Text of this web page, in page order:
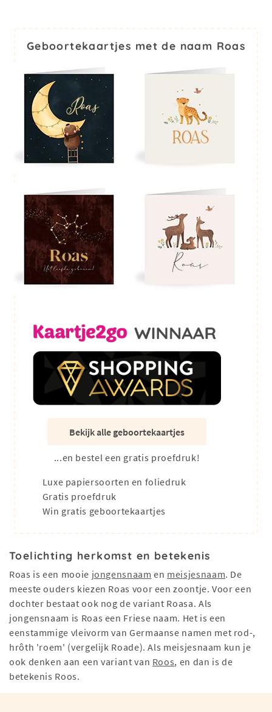
Geboortekaartjes met de naam Roas
Bekijk alle geboortekaartjes
...en bestel een gratis proefdruk!
Luxe papiersoorten en foliedruk
Gratis proefdruk
Win gratis geboortekaartjes
Toelichting herkomst en betekenis
Roas is een mooie jongensnaam en meisjesnaam. De
meeste ouders kiezen Roas voor een zoontje. Voor een
dochter bestaat ook nog de variant Roasa. Als
jongensnaam is Roas een Friese naam. Het is een
eenstammige vleivorm van Germaanse namen met rod-,
hrôth 'roem' (vergelijk Roade). Als meisjesnaam kun je
ook denken aan een variant van Roos, en dan is de
betekenis Roos.